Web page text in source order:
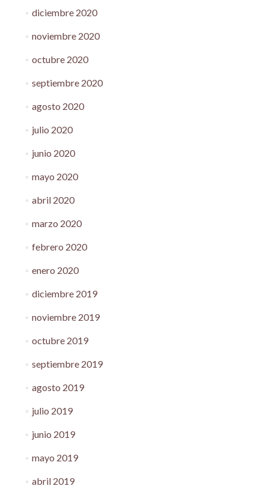
diciembre 2020
noviembre 2020
octubre 2020
septiembre 2020
agosto 2020
julio 2020
junio 2020
mayo 2020
abril 2020
marzo 2020
febrero 2020
enero 2020
diciembre 2019
noviembre 2019
octubre 2019
septiembre 2019
agosto 2019
julio 2019
junio 2019
mayo 2019
abril 2019